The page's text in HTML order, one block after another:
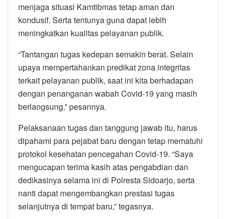
menjaga situasi Kamtibmas tetap aman dan
kondusif. Serta tentunya guna dapat lebih
meningkatkan kualitas pelayanan publik.
“Tantangan tugas kedepan semakin berat. Selain
upaya mempertahankan predikat zona integritas
terkait pelayanan publik, saat ini kita berhadapan
dengan penanganan wabah Covid-19 yang masih
berlangsung,” pesannya.
Pelaksanaan tugas dan tanggung jawab itu, harus
dipahami para pejabat baru dengan tetap mematuhi
protokol kesehatan pencegahan Covid-19. “Saya
mengucapan terima kasih atas pengabdian dan
dedikasinya selama ini di Polresta Sidoarjo, serta
nanti dapat mengembangkan prestasi tugas
selanjutnya di tempat baru,” tegasnya.